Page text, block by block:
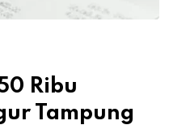
Ribu
Tampung